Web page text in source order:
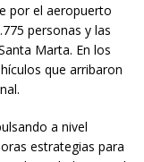
por el aeropuerto
personas y las
Marta. En los
que arribaron
a nivel
estrategias para